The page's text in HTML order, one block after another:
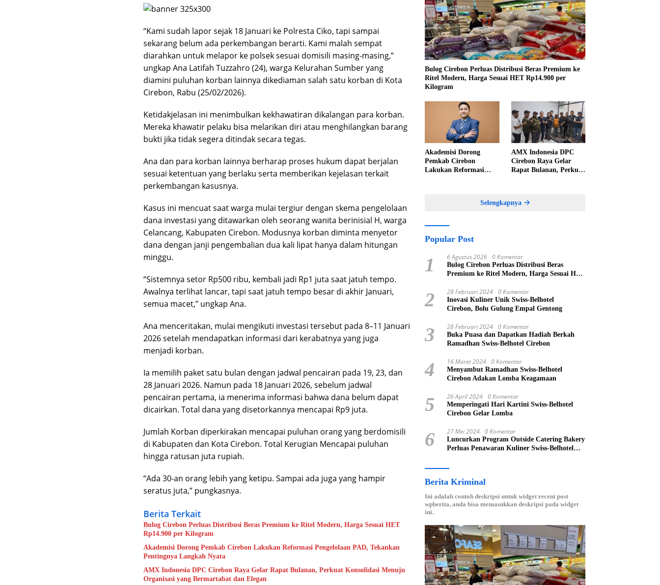
“Kami sudah lapor sejak 18 Januari ke Polresta Ciko, tapi sampai
sekarang belum ada perkembangan berarti. Kami malah sempat
diarahkan untuk melapor ke polsek sesuai domisili masing-masing,”
ungkap Ana Latifah Tuzzahro (24), warga Kelurahan Sumber yang
diamini puluhan korban lainnya dikediaman salah satu korban di Kota
Cirebon, Rabu (25/02/2026).
Ketidakjelasan ini menimbulkan kekhawatiran dikalangan para korban.
Mereka khawatir pelaku bisa melarikan diri atau menghilangkan barang
bukti jika tidak segera ditindak secara tegas.
Ana dan para korban lainnya berharap proses hukum dapat berjalan
sesuai ketentuan yang berlaku serta memberikan kejelasan terkait
perkembangan kasusnya.
Kasus ini mencuat saat warga mulai tergiur dengan skema pengelolaan
dana investasi yang ditawarkan oleh seorang wanita berinisial H, warga
Celancang, Kabupaten Cirebon. Modusnya korban diminta menyetor
dana dengan janji pengembalian dua kali lipat hanya dalam hitungan
minggu.
“Sistemnya setor Rp500 ribu, kembali jadi Rp1 juta saat jatuh tempo.
Awalnya terlihat lancar, tapi saat jatuh tempo besar di akhir Januari,
semua macet,” ungkap Ana.
Ana menceritakan, mulai mengikuti investasi tersebut pada 8–11 Januari
2026 setelah mendapatkan informasi dari kerabatnya yang juga
menjadi korban.
Ia memilih paket satu bulan dengan jadwal pencairan pada 19, 23, dan
28 Januari 2026. Namun pada 18 Januari 2026, sebelum jadwal
pencairan pertama, ia menerima informasi bahwa dana belum dapat
dicairkan. Total dana yang disetorkannya mencapai Rp9 juta.
Jumlah Korban diperkirakan mencapai puluhan orang yang berdomisili
di Kabupaten dan Kota Cirebon. Total Kerugian Mencapai puluhan
hingga ratusan juta rupiah.
“Ada 30-an orang lebih yang ketipu. Sampai ada juga yang hampir
seratus juta,” pungkasnya.
Berita Terkait
Bulog Cirebon Perluas Distribusi Beras Premium ke Ritel Modern, Harga Sesuai HET
Rp14.900 per Kilogram
Akademisi Dorong Pemkab Cirebon Lakukan Reformasi Pengelolaan PAD, Tekankan
Pentingnya Langkah Nyata
AMX Indonesia DPC Cirebon Raya Gelar Rapat Bulanan, Perkuat Konsolidasi Menuju
Organisasi yang Bermartabat dan Elegan
Bulog Cirebon Perluas Distribusi Beras Premium ke
Ritel Modern, Harga Sesuai HET Rp14.900 per
Kilogram
Akademisi Dorong
Pemkab Cirebon
Lakukan Reformasi
AMX Indonesia DPC
Cirebon Raya Gelar
Rapat Bulanan, Perkuat
Selengkapnya
Popular Post
1 6 Agustus 2026 0 Komentar
Bulog Cirebon Perluas Distribusi Beras
Premium ke Ritel Modern, Harga Sesuai HET
2 28 Februari 2024 0 Komentar
Inovasi Kuliner Unik Swiss-Belhotel
Cirebon, Bolu Gulung Empal Gentong
3 28 Februari 2024 0 Komentar
Buka Puasa dan Dapatkan Hadiah Berkah
Ramadhan Swiss-Belhotel Cirebon
4 16 Maret 2024 0 Komentar
Menyambut Ramadhan Swiss-Belhotel
Cirebon Adakan Lomba Keagamaan
5 26 April 2024 0 Komentar
Memperingati Hari Kartini Swiss-Belhotel
Cirebon Gelar Lomba
6 27 Mei 2024 0 Komentar
Luncurkan Program Outside Catering Bakery
Perluas Penawaran Kuliner Swiss-Belhotel
Berita Kriminal
Ini adalah contoh deskripsi untuk widget recent post
wpberita, anda bisa memasukkan deskripsi pada widget
ini.